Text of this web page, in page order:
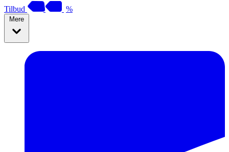
Tilbud %
Mere